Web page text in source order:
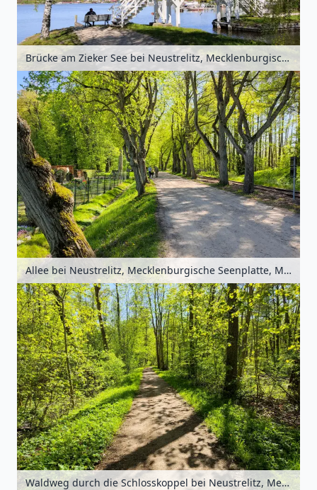
Brücke am Zieker See bei Neustrelitz, Mecklenburgische Seenplatte, Mecklenburg-Vorpommern, Deutschland
Allee bei Neustrelitz, Mecklenburgische Seenplatte, Mecklenburg-Vorpommern, Deutschland
Waldweg durch die Schlosskoppel bei Neustrelitz, Mecklenburgische Seenplatte, Mecklenburg-Vorpommern, Deutschland